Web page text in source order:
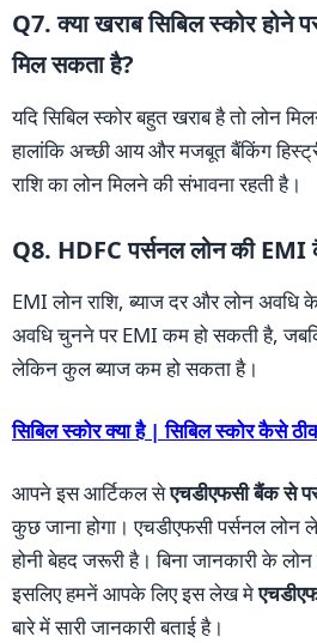
Q7. क्या खराब सिबिल स्कोर होने
मिल सकता है?
यदि सिबिल स्कोर बहुत खराब है तो लोन
हालांकि अच्छी आय और मजबूत बैंकिंग
राशि का लोन मिलने की संभावना रहती है।
Q8. HDFC पर्सनल लोन की EMI
EMI लोन राशि, ब्याज दर और लोन अवधि
अवधि चुनने पर EMI कम हो सकती है,
लेकिन कुल ब्याज कम हो सकता है।
सिबिल स्कोर क्या है | सिबिल स्कोर कैसे
आपने इस आर्टिकल सेएचडीएफसी बैंक से
कुछ जाना होगा। एचडीएफसी पर्सनल
होनी बेहद जरूरी है। बिना जानकारी के
इसलिए हमनें आपके लिए इस लेख मे
बारे में सारी जानकारी बताई है।